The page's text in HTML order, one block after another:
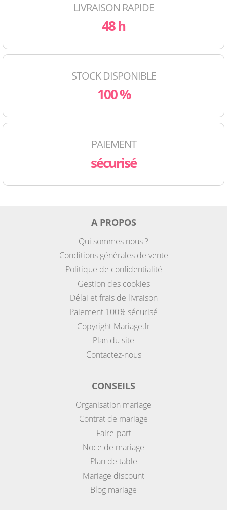
LIVRAISON RAPIDE
48 h
STOCK DISPONIBLE
100 %
PAIEMENT
sécurisé
A PROPOS
Qui sommes nous ?
Conditions générales de vente
Politique de confidentialité
Gestion des cookies
Délai et frais de livraison
Paiement 100% sécurisé
Copyright Mariage.fr
Plan du site
Contactez-nous
CONSEILS
Organisation mariage
Contrat de mariage
Faire-part
Noce de mariage
Plan de table
Mariage discount
Blog mariage